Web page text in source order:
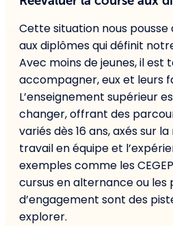
Cette situation nous
aux diplômes qui définit
Avec moins de jeunes, il est
accompagner, eux et leurs
L’enseignement supérieur
changer, offrant des
variés dès 16 ans, axés sur
travail en équipe et
exemples comme les
cursus en alternance ou
d’engagement sont des
explorer.